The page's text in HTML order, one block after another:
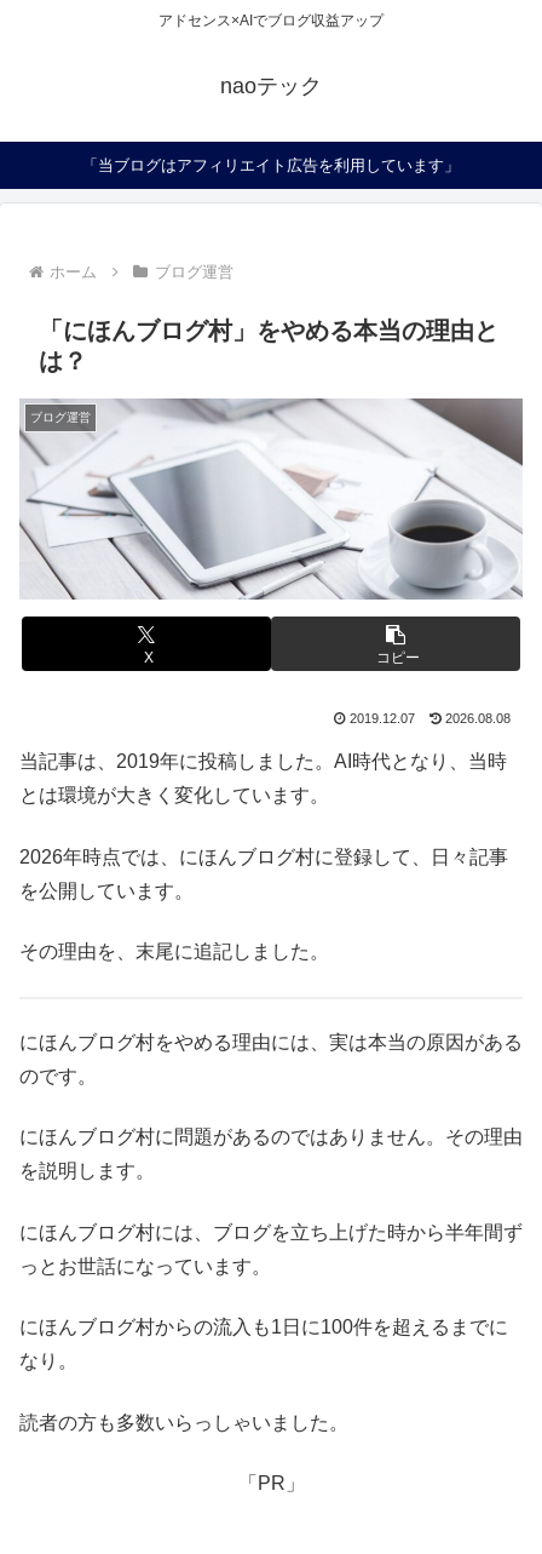
アドセンス×AIでブログ収益アップ
naoテック
「当ブログはアフィリエイト広告を利用しています」
ホーム ブログ運営
「にほんブログ村」をやめる本当の理由と
は？
ブログ運営
X コピー
2019.12.07 2026.08.08
当記事は、2019年に投稿しました。AI時代となり、当時
とは環境が大きく変化しています。
2026年時点では、にほんブログ村に登録して、日々記事
を公開しています。
その理由を、末尾に追記しました。
にほんブログ村をやめる理由には、実は本当の原因がある
のです。
にほんブログ村に問題があるのではありません。その理由
を説明します。
にほんブログ村には、ブログを立ち上げた時から半年間ず
っとお世話になっています。
にほんブログ村からの流入も1日に100件を超えるまでに
なり。
読者の方も多数いらっしゃいました。
「PR」